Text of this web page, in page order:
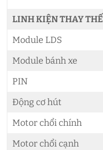
LINH KIỆN THAY THẾ
Module LDS
Module bánh xe
PIN
Động cơ hút
Motor chổi chính
Motor chổi cạnh